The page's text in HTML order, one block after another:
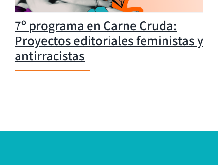
7º programa en Carne Cruda:
Proyectos editoriales feministas y
antirracistas